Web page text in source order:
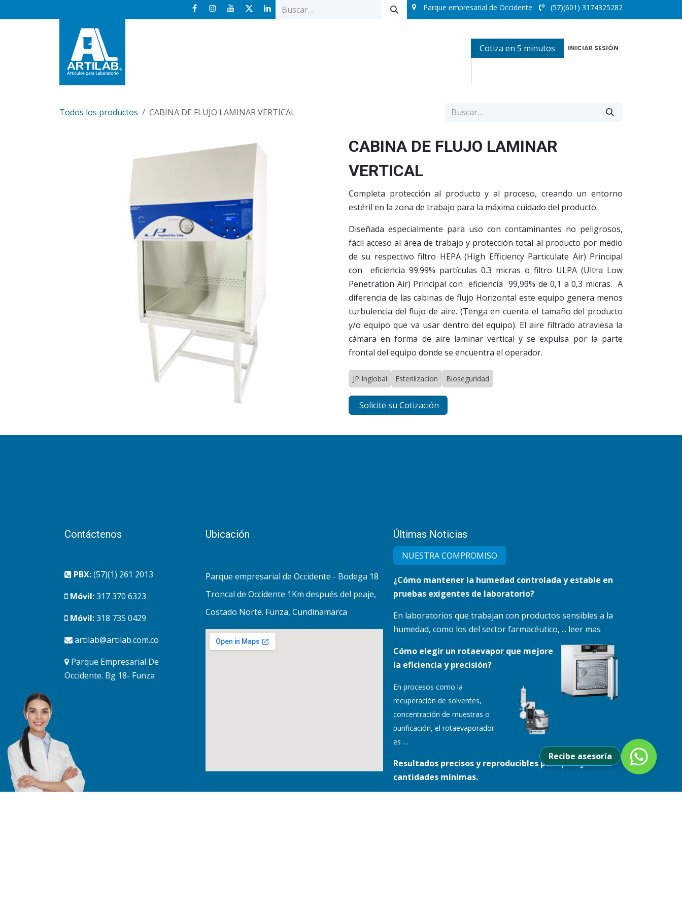
Parque empresarial de Occidente (57)(601) 3174325282
Cotiza en 5 minutos INICIAR SESIÓN
Todos los productos CABINA DE FLUJO LAMINAR VERTICAL
CABINA DE FLUJO LAMINAR
VERTICAL
Completa protección al producto y al proceso, creando un entorno
estéril en la zona de trabajo para la máxima cuidado del producto.
Diseñada especialmente para uso con contaminantes no peligrosos,
fácil acceso al área de trabajo y protección total al producto por medio
de su respectivo filtro HEPA (High Efficiency Particulate Air) Principal
con eficiencia 99.99% partículas 0.3 micras o filtro ULPA (Ultra Low
Penetration Air) Principal con eficiencia 99,99% de 0,1 a 0,3 micras. A
diferencia de las cabinas de flujo Horizontal este equipo genera menos
turbulencia del flujo de aire. (Tenga en cuenta el tamaño del producto
y/o equipo que va usar dentro del equipo). El aire filtrado atraviesa la
cámara en forma de aire laminar vertical y se expulsa por la parte
frontal del equipo donde se encuentra el operador.
JP Inglobal Esterilizacion Bioseguridad
Solicite su Cotización
Contáctenos
PBX:(57)(1) 261 2013
Móvil:317 370 6323
Móvil:318 735 0429
artilab@artilab.com.co
Parque Empresarial De
Occidente. Bg 18- Funza
Últimas Noticias
NUESTRA COMPRO​MISO
¿Cómo mantener la humedad controlada y estable en
pruebas exigentes de laboratorio?
En laboratorios que trabajan con productos sensibles a la
humedad, como los del sector farmacéutico, ... leer mas
Cómo elegir un rotaevapor que mejore
la eficiencia y precisión?
En procesos como la
recuperación de solventes,
concentración de muestras o
purificación, el rotaevaporador
es …
Resultados precisos y reproducibles para pesaje con
cantidades mínimas.
Ubicación
Parque empresarial de Occidente - Bodega 18
Troncal de Occidente 1Km después del peaje,
Costado Norte. Funza, Cundinamarca
Recibe asesoría